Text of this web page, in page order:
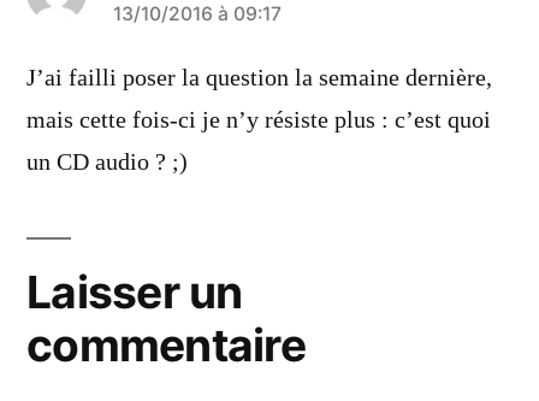
a
dit :
13/10/2016 à 09:17
J’ai failli poser la question la semaine dernière,
mais cette fois-ci je n’y résiste plus : c’est quoi
un CD audio ? ;)
Laisser un
commentaire